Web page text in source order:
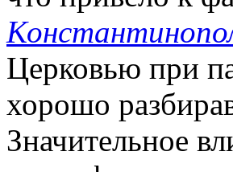
Церковью при
хорошо
Значительное